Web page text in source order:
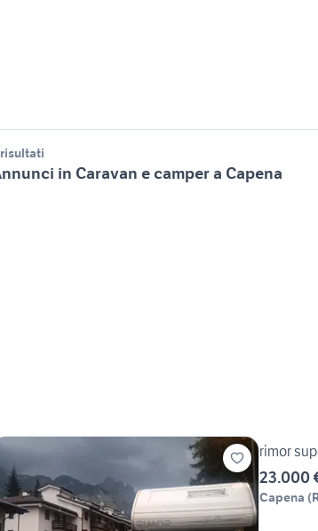
in Caravan e camper a Capena
rimor
23.000
Capena (